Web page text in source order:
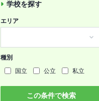
学校を探す
エリア
種別
国立
公立 私立
この条件で検索